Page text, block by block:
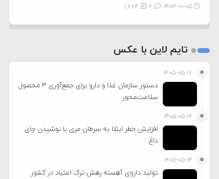
۱۴۰۳-۱۰-۰۵ 1,684
تایم لاین با عکس
۱۴۰۵-۰۵-۱۷
دستور سازمان غذا و دارو برای جمع‌آوری ۳ محصول
سلامت‌محور
۱۴۰۵-۰۵-۱۶
افزایش خطر ابتلا به سرطان مری با نوشیدن چای
داغ
۱۴۰۵-۰۵-۱۴
تولید داروی آهسته رهش ترک اعتیاد در کشور